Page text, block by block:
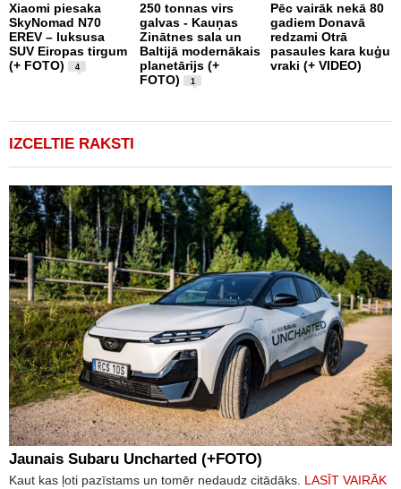
Xiaomi piesaka
SkyNomad N70
EREV – luksusa
SUV Eiropas tirgum
(+ FOTO)
4
250 tonnas virs
galvas - Kauņas
Zinātnes sala un
Baltijā modernākais
planetārijs (+
FOTO)
1
Pēc vairāk nekā 80
gadiem Donavā
redzami Otrā
pasaules kara kuģu
vraki (+ VIDEO)
IZCELTIE RAKSTI
Jaunais Subaru Uncharted (+FOTO)
Kaut kas ļoti pazīstams un tomēr nedaudz citādāks. LASĪT VAIRĀK